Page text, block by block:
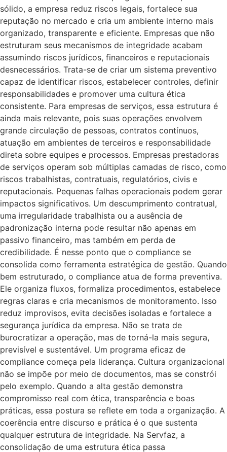
sólido, a empresa reduz riscos legais, fortalece sua
reputação no mercado e cria um ambiente interno mais
organizado, transparente e eficiente. Empresas que não
estruturam seus mecanismos de integridade acabam
assumindo riscos jurídicos, financeiros e reputacionais
desnecessários. Trata-se de criar um sistema preventivo
capaz de identificar riscos, estabelecer controles, definir
responsabilidades e promover uma cultura ética
consistente. Para empresas de serviços, essa estrutura é
ainda mais relevante, pois suas operações envolvem
grande circulação de pessoas, contratos contínuos,
atuação em ambientes de terceiros e responsabilidade
direta sobre equipes e processos. Empresas prestadoras
de serviços operam sob múltiplas camadas de risco, como
riscos trabalhistas, contratuais, regulatórios, civis e
reputacionais. Pequenas falhas operacionais podem gerar
impactos significativos. Um descumprimento contratual,
uma irregularidade trabalhista ou a ausência de
padronização interna pode resultar não apenas em
passivo financeiro, mas também em perda de
credibilidade. É nesse ponto que o compliance se
consolida como ferramenta estratégica de gestão. Quando
bem estruturado, o compliance atua de forma preventiva.
Ele organiza fluxos, formaliza procedimentos, estabelece
regras claras e cria mecanismos de monitoramento. Isso
reduz improvisos, evita decisões isoladas e fortalece a
segurança jurídica da empresa. Não se trata de
burocratizar a operação, mas de torná-la mais segura,
previsível e sustentável. Um programa eficaz de
compliance começa pela liderança. Cultura organizacional
não se impõe por meio de documentos, mas se constrói
pelo exemplo. Quando a alta gestão demonstra
compromisso real com ética, transparência e boas
práticas, essa postura se reflete em toda a organização. A
coerência entre discurso e prática é o que sustenta
qualquer estrutura de integridade. Na Servfaz, a
consolidação de uma estrutura ética passa